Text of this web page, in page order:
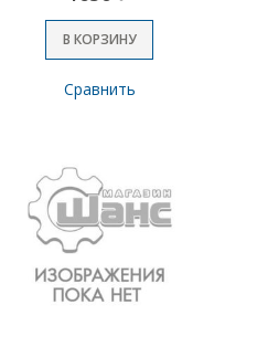
В КОРЗИНУ
Сравнить